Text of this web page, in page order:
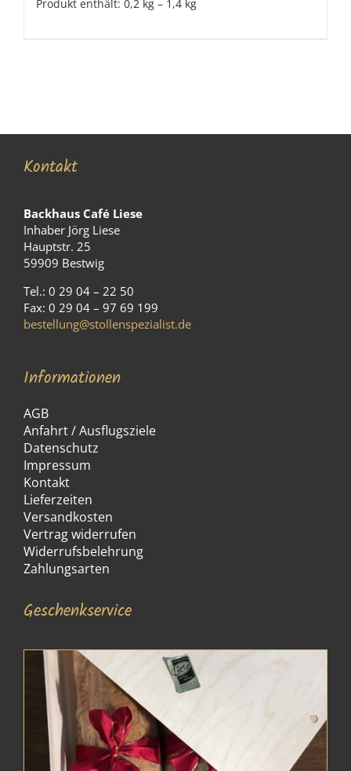
Produkt enthält: 0,2 kg – 1,4 kg
Kontakt
Backhaus Café Liese
Inhaber Jörg Liese
Hauptstr. 25
59909 Bestwig
Tel.: 0 29 04 – 22 50
Fax: 0 29 04 – 97 69 199
bestellung@stollenspezialist.de
Informationen
AGB
Anfahrt / Ausflugsziele
Datenschutz
Impressum
Kontakt
Lieferzeiten
Versandkosten
Vertrag widerrufen
Widerrufsbelehrung
Zahlungsarten
Geschenkservice